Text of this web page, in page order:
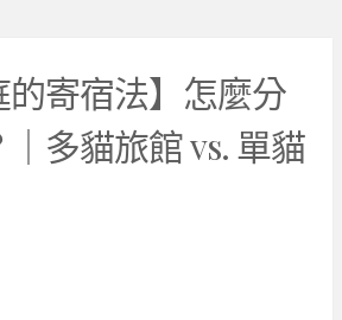
的寄宿法】怎麼分
多貓旅館 vs. 單貓